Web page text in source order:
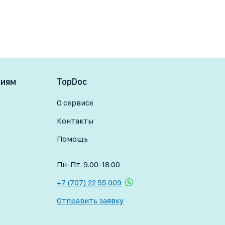
TopDoc
О сервисе
Контакты
Помощь
Пн-Пт: 9.00-18.00
+7 (707) 22 55 009
Отправить заявку